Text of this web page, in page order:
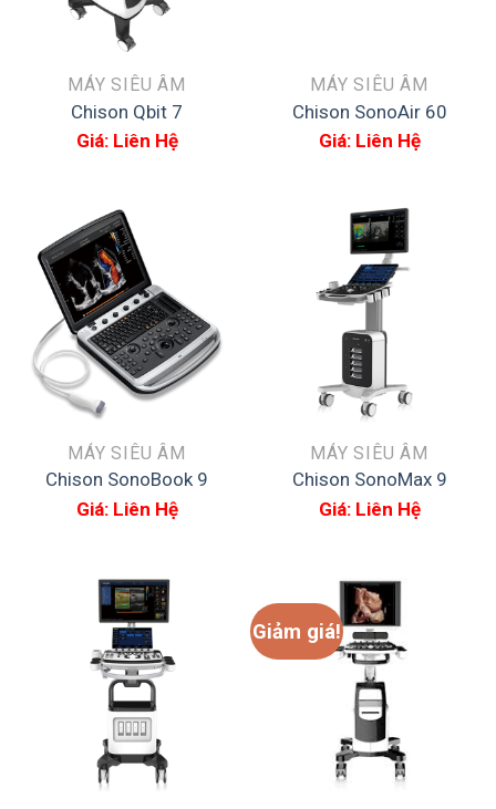
MÁY SIÊU ÂM
Chison Qbit 7
Giá: Liên Hệ
MÁY SIÊU ÂM
Chison SonoAir 60
Giá: Liên Hệ
MÁY SIÊU ÂM
Chison SonoBook 9
Giá: Liên Hệ
MÁY SIÊU ÂM
Chison SonoMax 9
Giá: Liên Hệ
Giảm giá!